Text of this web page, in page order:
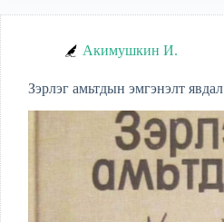
Акимушкин И.
Зэрлэг амьтдын эмгэнэлт явдал